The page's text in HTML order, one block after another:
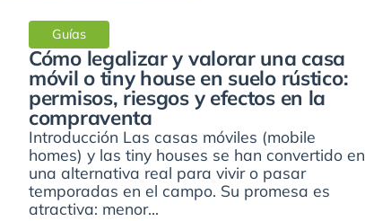
Guías
Cómo legalizar y valorar una casa
móvil o tiny house en suelo rústico:
permisos, riesgos y efectos en la
compraventa
Introducción Las casas móviles (mobile
homes) y las tiny houses se han convertido en
una alternativa real para vivir o pasar
temporadas en el campo. Su promesa es
atractiva: menor...